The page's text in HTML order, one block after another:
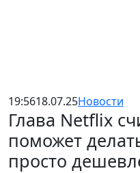
19:5618.07.25Новости
Глава Netflix
поможет
просто